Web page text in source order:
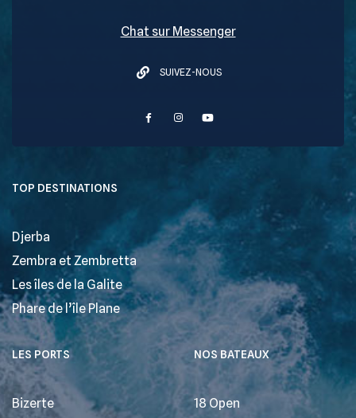
Chat sur Messenger
SUIVEZ-NOUS
TOP DESTINATIONS
Djerba
Zembra et Zembretta
Les îles de la Galite
Phare de l’île Plane
LES PORTS
Bizerte
NOS BATEAUX
18 Open